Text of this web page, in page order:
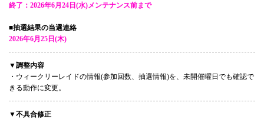
終了：2026年6月24日(水)メンテナンス前まで
■抽選結果の当選連絡
2026年6月25日(木)
▼調整内容
・ウィークリーレイドの情報(参加回数、抽選情報)を、未開催曜日でも確認で
きる動作に変更。
▼不具合修正